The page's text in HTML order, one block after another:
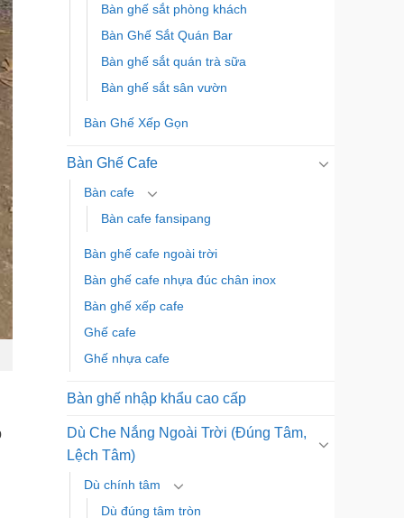
Bàn ghế sắt phòng khách
Bàn Ghế Sắt Quán Bar
Bàn ghế sắt quán trà sữa
Bàn ghế sắt sân vườn
Bàn Ghế Xếp Gọn
Bàn Ghế Cafe
Bàn cafe
Bàn cafe fansipang
Bàn ghế cafe ngoài trời
Bàn ghế cafe nhựa đúc chân inox
Bàn ghế xếp cafe
Ghế cafe
Ghế nhựa cafe
Bàn ghế nhập khẩu cao cấp
Dù Che Nắng Ngoài Trời (Đúng Tâm,
Lệch Tâm)
Dù chính tâm
Dù đúng tâm tròn